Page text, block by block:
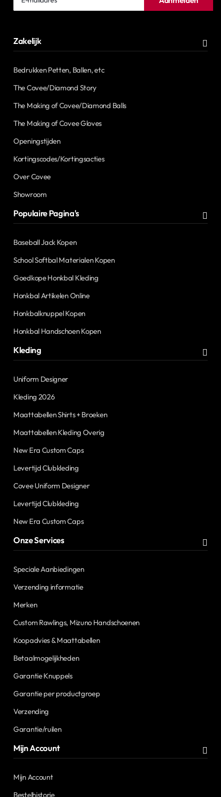
mailadres
Zakelijk
Bedrukken Petten, Ballen, etc
The Covee/Diamond Story
The Making of Covee/Diamond Balls
The Making of Covee Gloves
Openingstijden
Kortingscodes/Kortingsacties
Over Covee
Showroom
Populaire Pagina's
Baseball Jack Kopen
School Softbal Materialen Kopen
Goedkope Honkbal Kleding
Honkbal Artikelen Online
Honkbalknuppel Kopen
Honkbal Handschoen Kopen
Kleding
Uniform Designer
Kleding 2026
Maattabellen Shirts + Broeken
Maattabellen Kleding Overig
New Era Custom Caps
Levertijd Clubkleding
Covee Uniform Designer
Levertijd Clubkleding
New Era Custom Caps
Onze Services
Speciale Aanbiedingen
Verzending informatie
Merken
Custom Rawlings, Mizuno Handschoenen
Koopadvies & Maattabellen
Betaalmogelijkheden
Garantie Knuppels
Garantie per productgroep
Verzending
Garantie/ruilen
Mijn Account
Mijn Account
Bestelhistorie